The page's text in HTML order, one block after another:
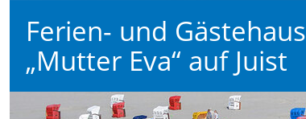
Ferien- und Gästehaus
„Mutter Eva“ auf Juist